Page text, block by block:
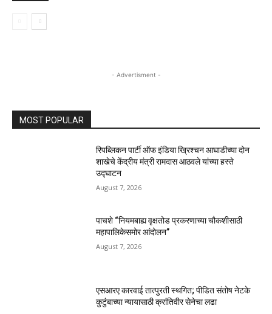
- Advertisment -
MOST POPULAR
रिपब्लिकन पार्टी ऑफ इंडिया ख्रिश्चन आघाडीच्या दोन
शाखेचे केंद्रीय मंत्री रामदास आठवले यांच्या हस्ते
उद्घाटन
August 7, 2026
पाचशे “नियमबाह्य वृक्षतोड प्रकरणाच्या चौकशीसाठी
महापालिकेसमोर आंदोलन”
August 7, 2026
एसआरए कारवाई तात्पुरती स्थगित; पीडित संतोष नेटके
कुटुंबाच्या न्यायासाठी क्रांतिवीर सेनेचा लढा